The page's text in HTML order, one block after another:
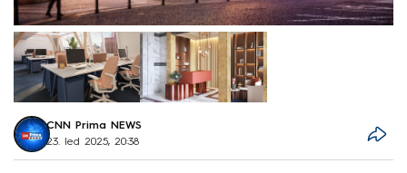
CNN Prima NEWS
23. led 2025, 20:38